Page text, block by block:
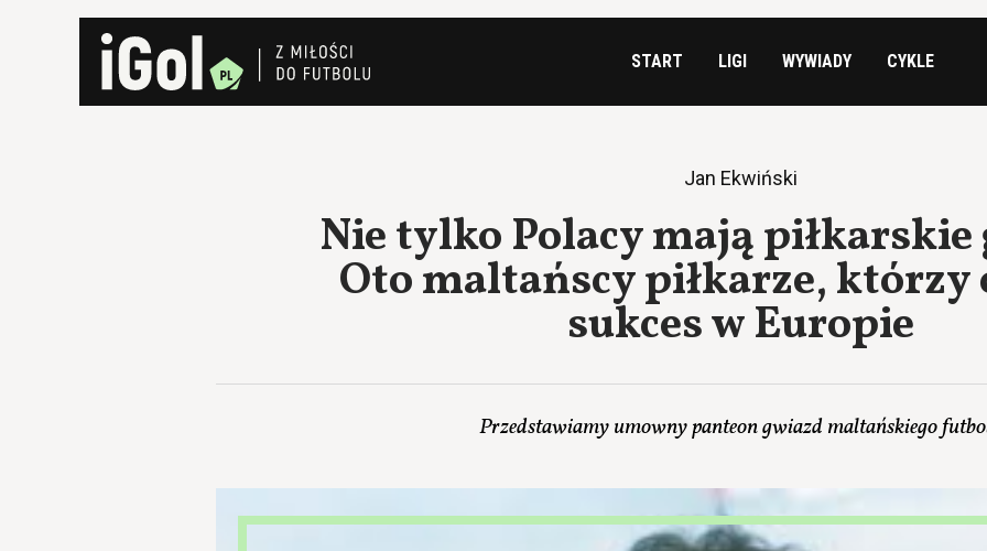
START LIGI WYWIADY CYKLE
Jan Ekwiński
Nie tylko Polacy mają
Oto maltańscy piłkarze,
sukces w Europie
Przedstawiamy umowny panteon gwiazd maltańskiego